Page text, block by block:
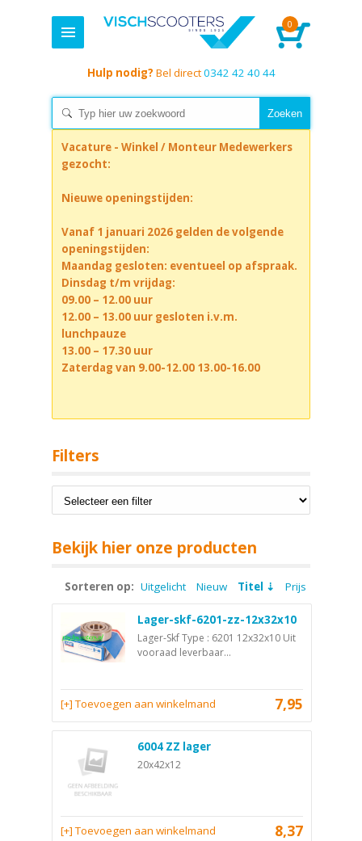
0
Hulp nodig? Bel direct0342 42 40 44
Vacature - Winkel / Monteur Medewerkers
gezocht:
Nieuwe openingstijden:
Vanaf 1 januari 2026 gelden de volgende
openingstijden:
Maandag gesloten: eventueel op afspraak.
Dinsdag t/m vrijdag:
09.00 – 12.00 uur
12.00 – 13.00 uur gesloten i.v.m.
lunchpauze
13.00 – 17.30 uur
Zaterdag van 9.00-12.00 13.00-16.00
Filters
Bekijk hier onze producten
Sorteren op: Uitgelicht Nieuw Titel Prijs
Lager-skf-6201-zz-12x32x10
Lager-Skf Type : 6201 12x32x10 Uit
vooraad leverbaar...
7,95
[+] Toevoegen aan winkelmand
6004 ZZ lager
20x42x12
8,37
[+] Toevoegen aan winkelmand